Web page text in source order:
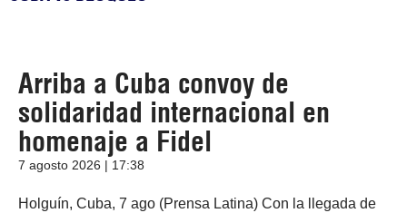
Arriba a Cuba convoy de
solidaridad internacional en
homenaje a Fidel
7 agosto 2026 | 17:38
Holguín, Cuba, 7 ago (Prensa Latina) Con la llegada de